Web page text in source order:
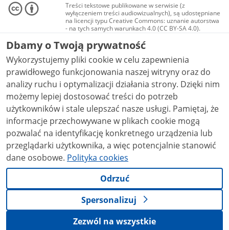
Treści tekstowe publikowane w serwisie (z
wyłączeniem treści audiowizualnych), są udostępniane
na licencji typu Creative Commons: uznanie autorstwa
- na tych samych warunkach 4.0 (CC BY-SA 4.0).
Materiały audiowizualne, w tym zdjęcia, materiały
audio i wideo, są udostępniane na licencji typu
Creative Commons: uznanie autorstwa użycie
niekomercyjne - bez utworów zależnych 4.0 (CC BY-
NC-ND 4.0), o ile nie jest to stwierdzone inaczej.
Dbamy o Twoją prywatność
Wykorzystujemy pliki cookie w celu zapewnienia
prawidłowego funkcjonowania naszej witryny oraz do
analizy ruchu i optymalizacji działania strony. Dzięki nim
możemy lepiej dostosować treści do potrzeb
użytkowników i stale ulepszać nasze usługi. Pamiętaj, że
informacje przechowywane w plikach cookie mogą
pozwalać na identyfikację konkretnego urządzenia lub
przeglądarki użytkownika, a więc potencjalnie stanowić
dane osobowe. Polityka cookies
Odrzuć
Spersonalizuj
Zezwól na wszystkie